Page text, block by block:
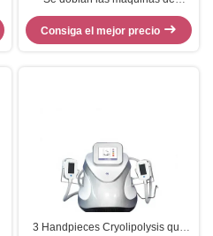
congelación gordas CR02
110v/220v de la pérdida de peso
de las celulitis de la manija
Consiga el mejor precio
3 Handpieces Cryolipolysis que